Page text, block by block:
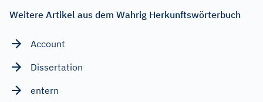
Weitere Artikel aus dem Wahrig Herkunftswörterbuch
Account
Dissertation
entern